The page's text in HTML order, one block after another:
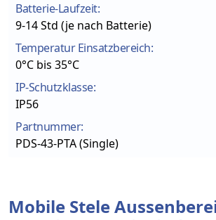
Batterie-Laufzeit:
9-14 Std (je nach Batterie)
Temperatur Einsatzbereich:
0°C bis 35°C
IP-Schutzklasse:
IP56
Partnummer:
PDS-43-PTA (Single)
Mobile Stele